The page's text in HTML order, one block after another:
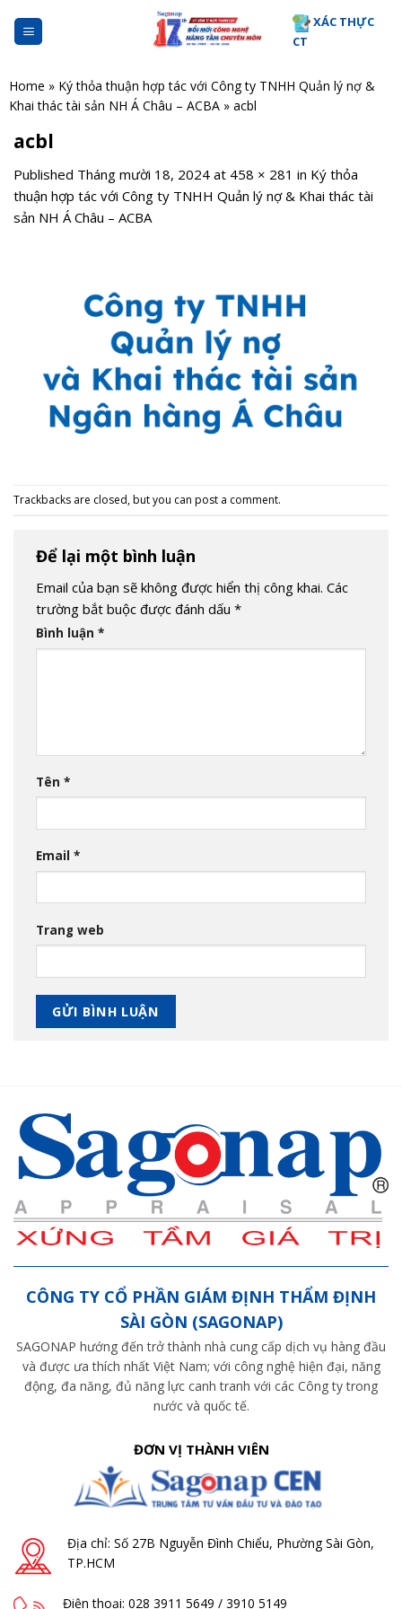
XÁC THỰC
CT
Home » Ký thỏa thuận hợp tác với Công ty TNHH Quản lý nợ &
Khai thác tài sản NH Á Châu – ACBA» acbl
acbl
Published Tháng mười 18, 2024 at 458 × 281 in Ký thỏa
thuận hợp tác với Công ty TNHH Quản lý nợ & Khai thác tài
sản NH Á Châu – ACBA
Trackbacks are closed, but you can post a comment.
Để lại một bình luận
Email của bạn sẽ không được hiển thị công khai. Các
trường bắt buộc được đánh dấu *
Bình luận *
Tên *
Email *
Trang web
CÔNG TY CỔ PHẦN GIÁM ĐỊNH THẨM ĐỊNH
SÀI GÒN (SAGONAP)
SAGONAP hướng đến trở thành nhà cung cấp dịch vụ hàng đầu
và được ưa thích nhất Việt Nam; với công nghệ hiện đại, năng
động, đa năng, đủ năng lực canh tranh với các Công ty trong
nước và quốc tế.
ĐƠN VỊ THÀNH VIÊN
Địa chỉ: Số 27B Nguyễn Đình Chiểu, Phường Sài Gòn,
TP.HCM
Điện thoại: 028 3911 5649 / 3910 5149